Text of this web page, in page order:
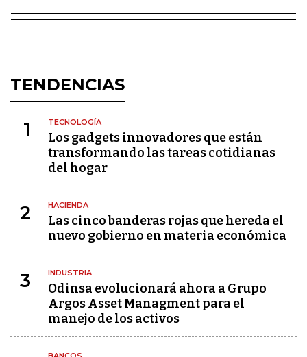
TENDENCIAS
1 TECNOLOGÍA
Los gadgets innovadores que están
transformando las tareas cotidianas
del hogar
2 HACIENDA
Las cinco banderas rojas que hereda el
nuevo gobierno en materia económica
3 INDUSTRIA
Odinsa evolucionará ahora a Grupo
Argos Asset Managment para el
manejo de los activos